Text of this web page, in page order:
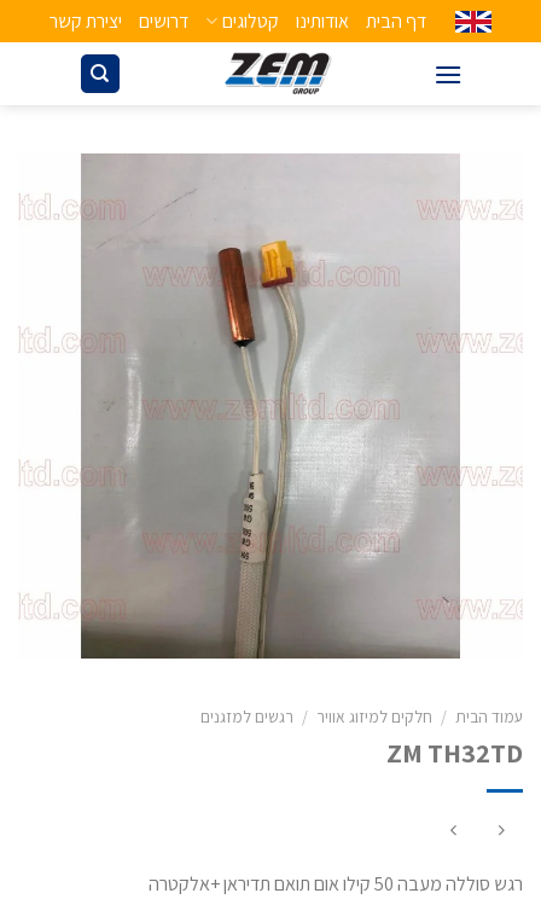
דף הבית אודותינו קטלוגים דרושים יצירת קשר
עמוד הבית / חלקים למיזוג אוויר / רגשים למזגנים
ZM TH32TD
רגש סוללה מעבה 50 קילו אום תואם תדיראן +אלקטרה